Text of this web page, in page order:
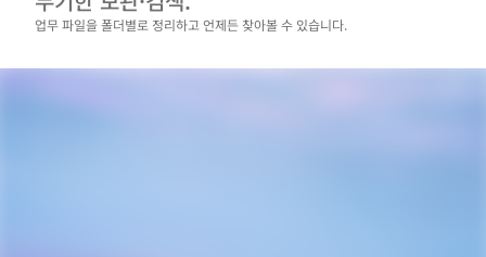
업무 파일을 폴더별로 정리하고 언제든 찾아볼 수 있습니다.